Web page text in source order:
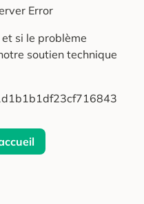
Error
si le problème
soutien technique